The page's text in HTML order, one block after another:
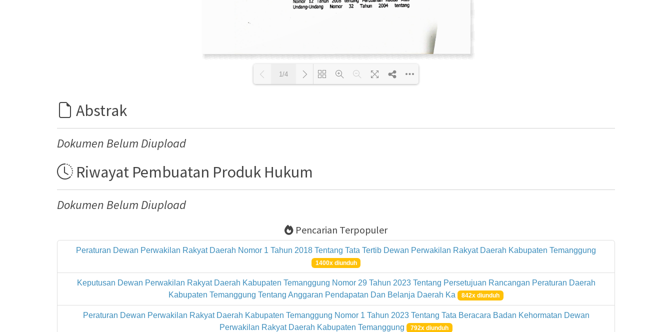
1/4
Abstrak
Dokumen Belum Diupload
Riwayat Pembuatan Produk Hukum
Dokumen Belum Diupload
Pencarian Terpopuler
Peraturan Dewan Perwakilan Rakyat Daerah Nomor 1 Tahun 2018 Tentang Tata Tertib Dewan Perwakilan Rakyat Daerah Kabupaten Temanggung
1400x diunduh
Keputusan Dewan Perwakilan Rakyat Daerah Kabupaten Temanggung Nomor 29 Tahun 2023 Tentang Persetujuan Rancangan Peraturan Daerah
Kabupaten Temanggung Tentang Anggaran Pendapatan Dan Belanja Daerah Ka 842x diunduh
Peraturan Dewan Perwakilan Rakyat Daerah Kabupaten Temanggung Nomor 1 Tahun 2023 Tentang Tata Beracara Badan Kehormatan Dewan
Perwakilan Rakyat Daerah Kabupaten Temanggung 792x diunduh